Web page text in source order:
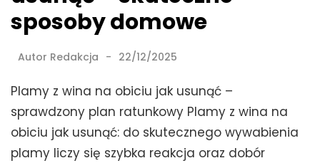
sposoby domowe
Autor Redakcja 22/12/2025
Plamy z wina na obiciu jak usunąć –
sprawdzony plan ratunkowy Plamy z wina na
obiciu jak usunąć: do skutecznego wywabienia
plamy liczy się szybka reakcja oraz dobór